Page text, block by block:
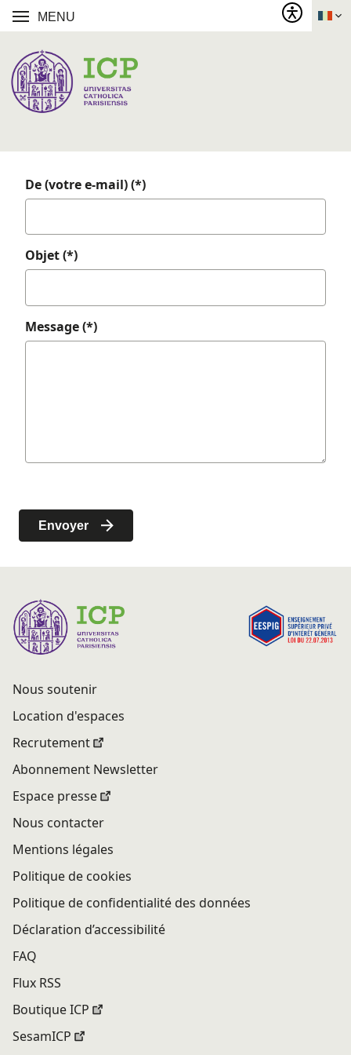
MENU
De (votre e-mail) (*)
Objet (*)
Message (*)
Nous soutenir
Location d'espaces
Recrutement
Abonnement Newsletter
Espace presse
Nous contacter
Mentions légales
Politique de cookies
Politique de confidentialité des données
Déclaration d’accessibilité
FAQ
Flux RSS
Boutique ICP
SesamICP